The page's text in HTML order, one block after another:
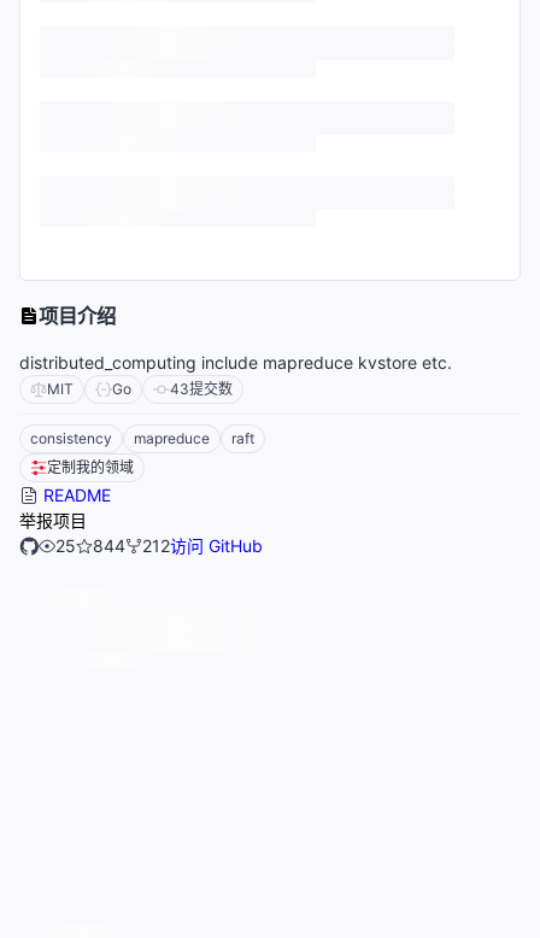
项目介绍
distributed_computing include mapreduce kvstore etc.
MIT Go 43提交数
consistency mapreduce
raft
定制我的领域
README
举报项目
25
844 212访问 GitHub